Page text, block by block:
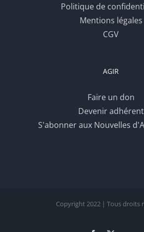
Politique de
Mentions légales
CGV
AGIR
Faire un don
Devenir adhérent
S'abonner aux Nouvelles
Copyright 2022 | Tous droits